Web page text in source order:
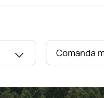
Comanda